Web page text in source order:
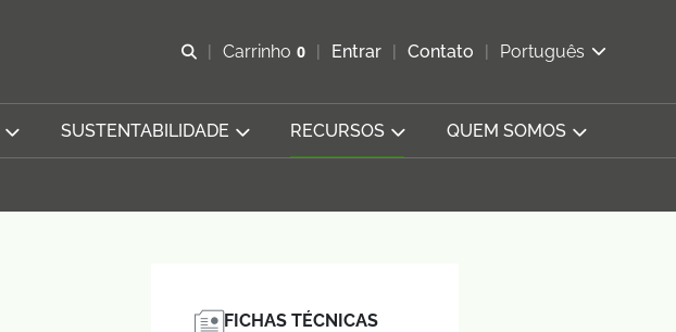
Abrir pesquisa
Carrinho 0
Exibir cesta
Entrar Contato Português
SUSTENTABILIDADE RECURSOS QUEM SOMOS
FICHAS TÉCNICAS